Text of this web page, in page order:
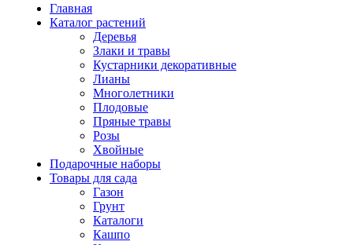
Главная
Каталог растений
Деревья
Злаки и травы
Кустарники декоративные
Лианы
Многолетники
Плодовые
Пряные травы
Розы
Хвойные
Подарочные наборы
Товары для сада
Газон
Грунт
Каталоги
Кашпо